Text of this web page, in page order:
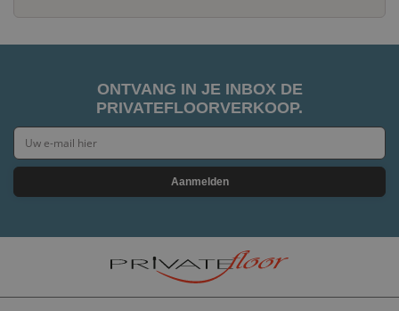
ONTVANG IN JE INBOX DE
PRIVATEFLOORVERKOOP.
Aanmelden